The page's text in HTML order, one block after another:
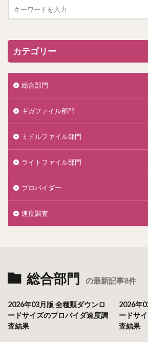
カテゴリー
総合部門
ギガファイル部門
ミドルファイル部門
ライトファイル部門
プロバイダー
速度調査
総合部門 の最新記事8件
2026年03月版 全種類ダウンロ
ードサイズのプロバイダ速度調
査結果
2026年
ードサ
査結果